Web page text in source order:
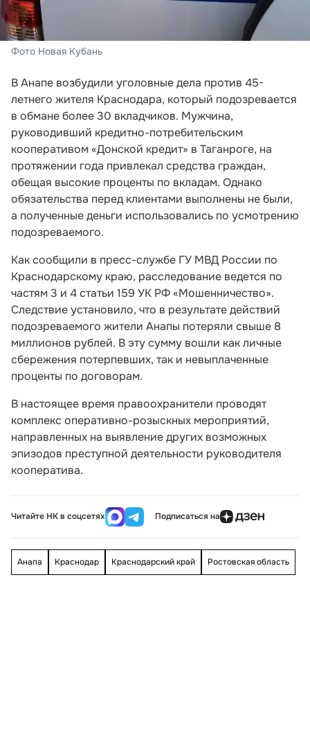
Фото Новая Кубань
В Анапе возбудили уголовные дела против 45-
летнего жителя Краснодара, который подозревается
в обмане более 30 вкладчиков. Мужчина,
руководивший кредитно-потребительским
кооперативом «Донской кредит» в Таганроге, на
протяжении года привлекал средства граждан,
обещая высокие проценты по вкладам. Однако
обязательства перед клиентами выполнены не были,
а полученные деньги использовались по усмотрению
подозреваемого.
Как сообщили в пресс-службе ГУ МВД России по
Краснодарскому краю, расследование ведется по
частям 3 и 4 статьи 159 УК РФ «Мошенничество».
Следствие установило, что в результате действий
подозреваемого жители Анапы потеряли свыше 8
миллионов рублей. В эту сумму вошли как личные
сбережения потерпевших, так и невыплаченные
проценты по договорам.
В настоящее время правоохранители проводят
комплекс оперативно-розыскных мероприятий,
направленных на выявление других возможных
эпизодов преступной деятельности руководителя
кооператива.
Читайте НК в соцсетях Подписаться на
Анапа Краснодар Краснодарский край Ростовская область